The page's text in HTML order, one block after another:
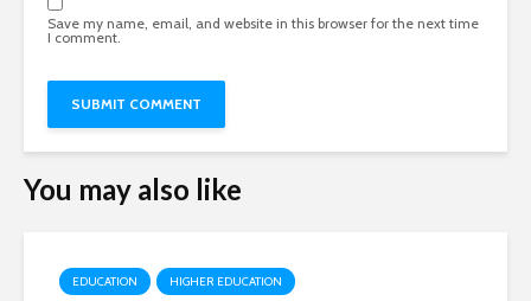
Save my name, email, and website in this browser for the next time
I comment.
You may also like
EDUCATION HIGHER EDUCATION